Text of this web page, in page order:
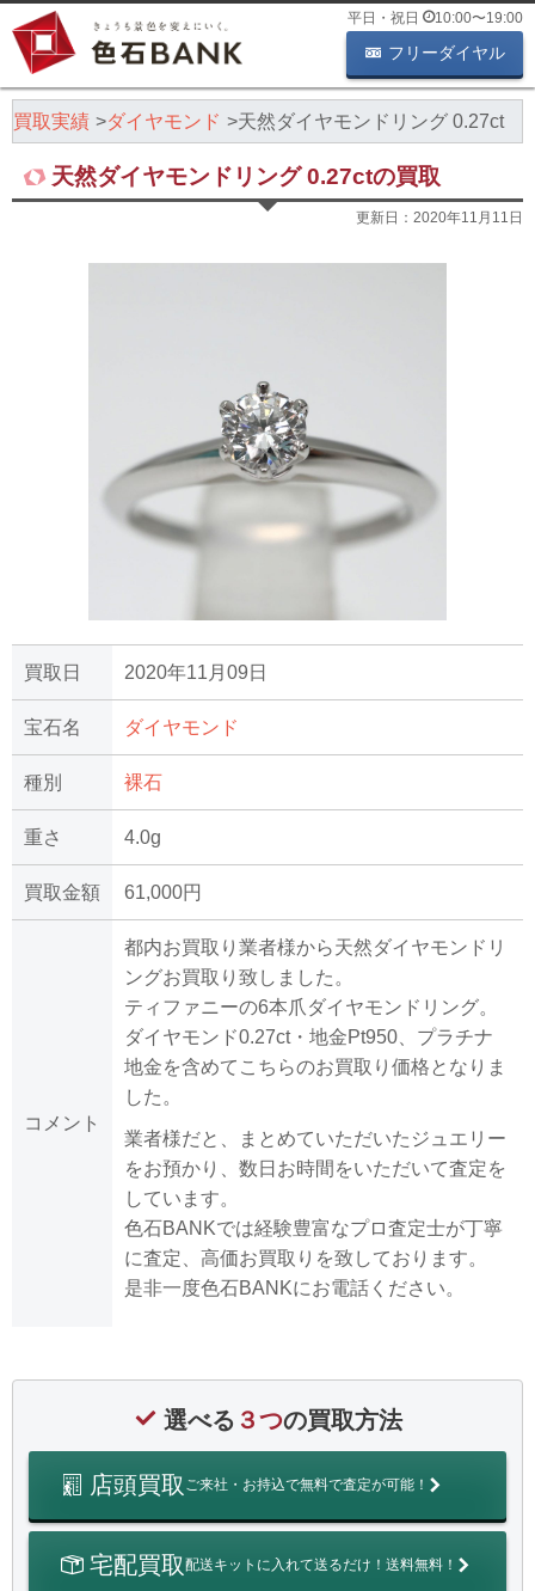
平日・祝日 10:00〜19:00
フリーダイヤル
買取実績 ダイヤモンド 天然ダイヤモンドリング 0.27ct
天然ダイヤモンドリング 0.27ctの買取
更新日： 2020年11月11日
買取日 2020年11月09日
宝石名 ダイヤモンド
種別 裸石
重さ 4.0g
買取金額 61,000円
コメント
都内お買取り業者様から天然ダイヤモンドリ
ングお買取り致しました。
ティファニーの6本爪ダイヤモンドリング。
ダイヤモンド0.27ct・地金Pt950、プラチナ
地金を含めてこちらのお買取り価格となりま
した。
業者様だと、まとめていただいたジュエリー
をお預かり、数日お時間をいただいて査定を
しています。
色石BANKでは経験豊富なプロ査定士が丁寧
に査定、高価お買取りを致しております。
是非一度色石BANKにお電話ください。
選べる ３つの買取方法
店頭買取 ご来社・お持込で無料で査定が可能！
宅配買取配送キットに入れて送るだけ！送料無料！